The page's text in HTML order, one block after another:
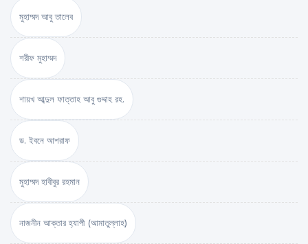
মুহাম্মদ আবু তালেব
শরীফ মুহাম্মদ
শায়খ আব্দুল ফাত্তাহ আবু গুদ্দাহ রহ.
ড. ইবনে আশরাফ
মুহাম্মদ হাবীবুর রহমান
নাজনীন আক্তার হ্যাপী (আমাতুল্লাহ)